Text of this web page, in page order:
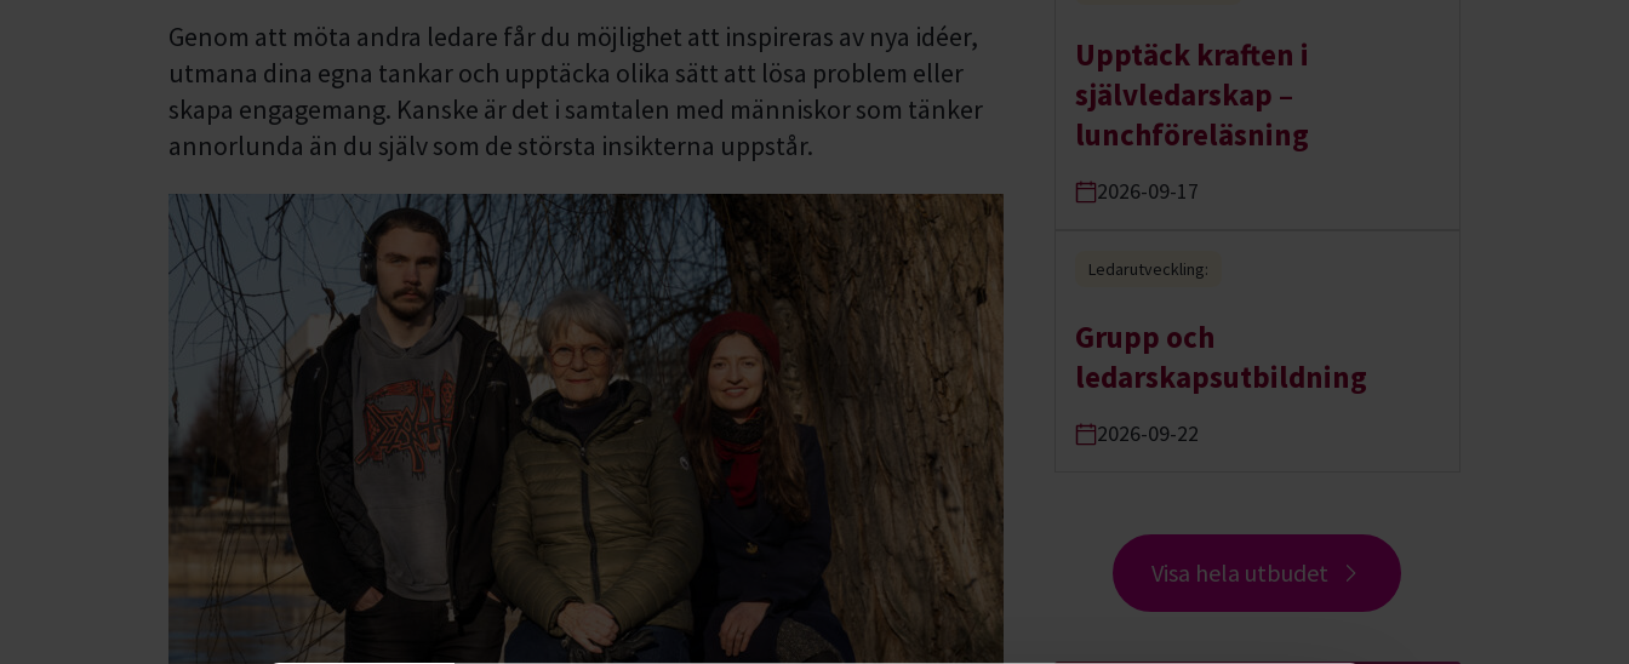
Genom att möta andra ledare får du möjlighet att inspireras av nya idéer,
utmana dina egna tankar och upptäcka olika sätt att lösa problem eller
skapa engagemang. Kanske är det i samtalen med människor som tänker
annorlunda än du själv som de största insikterna uppstår.
Upptäck kraften i
självledarskap –
lunchföreläsning
2026-09-17
Ledarutveckling:
Grupp och
ledarskapsutbildning
2026-09-22
Visa hela utbudet